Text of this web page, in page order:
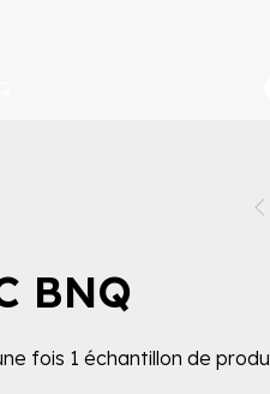
BNQ
fois 1 échantillon de